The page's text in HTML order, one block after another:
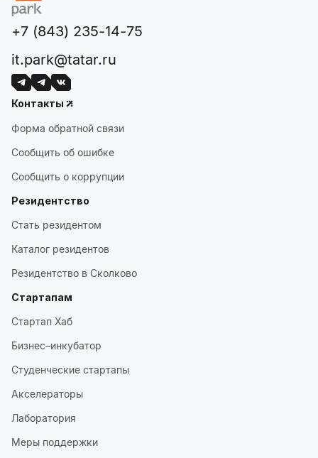
+7 (843) 235-14-75
it.park@tatar.ru
Контакты
Форма обратной связи
Сообщить об ошибке
Сообщить о коррупции
Резидентство
Стать резидентом
Каталог резидентов
Резидентство в Сколково
Стартапам
Стартап Хаб
Бизнес–инкубатор
Студенческие стартапы
Акселераторы
Лаборатория
Меры поддержки